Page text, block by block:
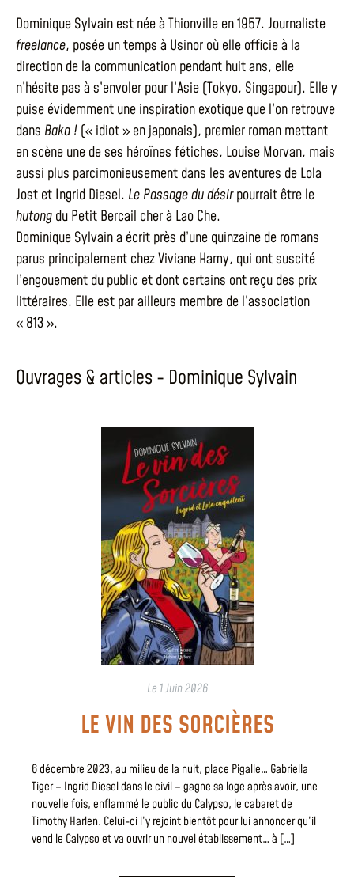
Dominique Sylvain est née à Thionville en 1957. Journaliste
freelance, posée un temps à Usinor où elle officie à la
direction de la communication pendant huit ans, elle
n’hésite pas à s’envoler pour l’Asie (Tokyo, Singapour). Elle y
puise évidemment une inspiration exotique que l’on retrouve
dans Baka ! (« idiot » en japonais), premier roman mettant
en scène une de ses héroïnes fétiches, Louise Morvan, mais
aussi plus parcimonieusement dans les aventures de Lola
Jost et Ingrid Diesel. Le Passage du désirpourrait être le
hutong du Petit Bercail cher à Lao Che.
Dominique Sylvain a écrit près d’une quinzaine de romans
parus principalement chez Viviane Hamy, qui ont suscité
l’engouement du public et dont certains ont reçu des prix
littéraires. Elle est par ailleurs membre de l’association
« 813 ».
Ouvrages & articles - Dominique Sylvain
Le 1 Juin 2026
LE VIN DES SORCIÈRES
6 décembre 2023, au milieu de la nuit, place Pigalle… Gabriella
Tiger – Ingrid Diesel dans le civil – gagne sa loge après avoir, une
nouvelle fois, enflammé le public du Calypso, le cabaret de
Timothy Harlen. Celui-ci l’y rejoint bientôt pour lui annoncer qu’il
vend le Calypso et va ouvrir un nouvel établissement… à […]